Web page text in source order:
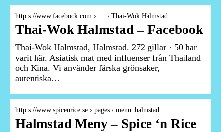
http s://www.facebook.com › … › Thai-Wok Halmstad
Thai-Wok Halmstad – Facebook
Thai-Wok Halmstad, Halmstad. 272 gillar · 50 har
varit här. Asiatisk mat med influenser från Thailand
och Kina. Vi använder färska grönsaker,
autentiska…
http s://www.spicenrice.se › pages › menu_halmstad
Halmstad Meny – Spice ‘n Rice